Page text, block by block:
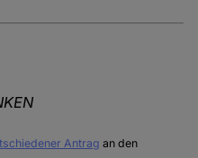
Antrag an den